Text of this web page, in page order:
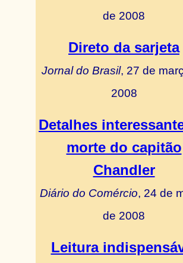
de 2008
Direto da sarjeta
Jornal do Brasil, 27 de
2008
Detalhes
morte do capitão
Chandler
Diário do Comércio, 24 de
de 2008
Leitura